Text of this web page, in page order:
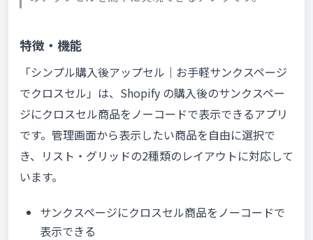
特徴・機能
「シンプル購入後アップセル｜お手軽サンクスページ
でクロスセル」は、Shopify の購入後のサンクスペー
ジにクロスセル商品をノーコードで表示できるアプリ
です。管理画面から表示したい商品を自由に選択で
き、リスト・グリッドの2種類のレイアウトに対応して
います。
サンクスページにクロスセル商品をノーコードで
表示できる